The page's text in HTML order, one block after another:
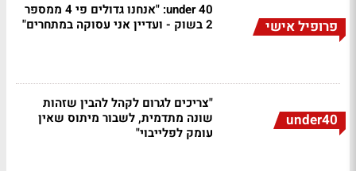
פרופיל אישי
under 40: "אנחנו גדולים פי 4 ממספר
2 בשוק - ועדיין אני עסוקה במתחרים"
under40
"צריכים לגרום לקהל להבין שזהות
שונה מתדמית, לשבור מיתוס שאין
עומק לפלייבוי"